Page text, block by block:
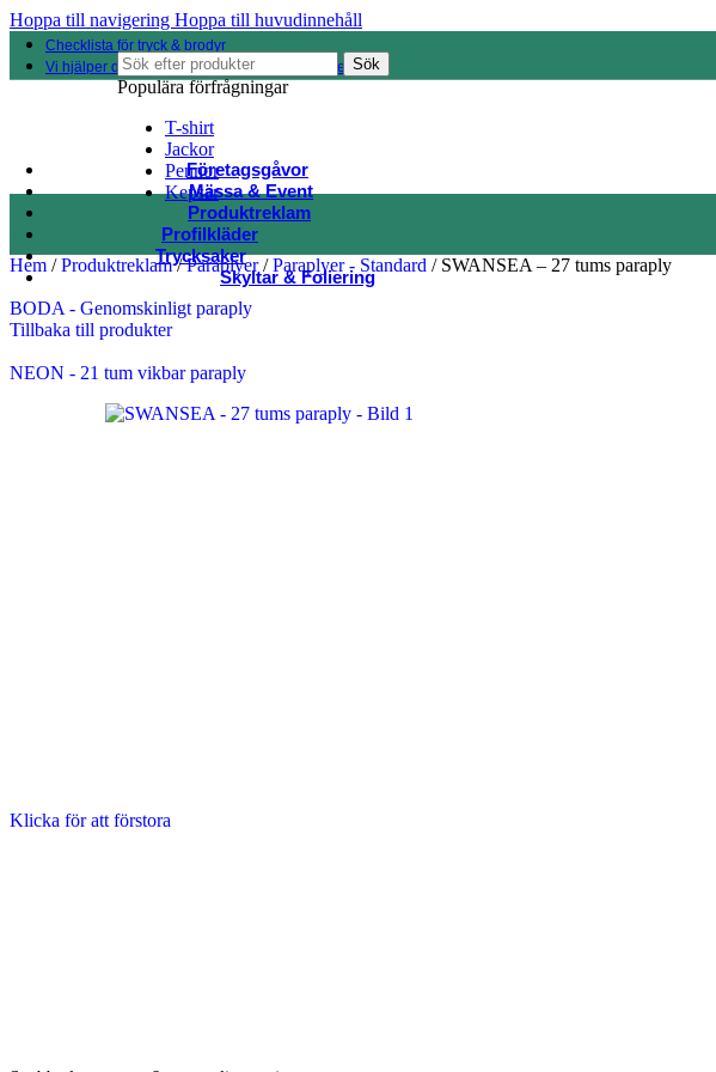
Hoppa till navigering Hoppa till huvudinnehåll
Checklista för tryck & brodyr
Vi hjälper dig hitta rätt bland 100 000 produkter Sök
Populära förfrågningar
T-shirt
Jackor
Pennor
Kepsar
Företagsgåvor
Mässa & Event
Produktreklam
Profilkläder
Trycksaker
Skyltar & Foliering
Hem / Produktreklam/ Paraplyer/ Paraplyer - Standard / SWANSEA – 27 tums paraply
BODA - Genomskinligt paraply
Tillbaka till produkter
NEON - 21 tum vikbar paraply
Klicka för att förstora